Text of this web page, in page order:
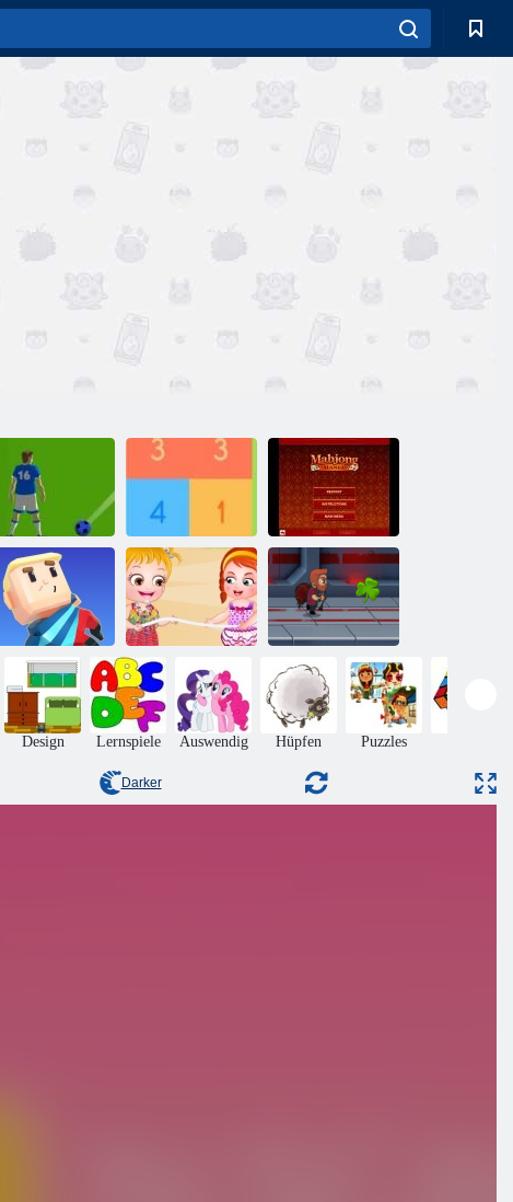
Bubbles: der
Fußball
Holen Sie sich
10
Mahjong Mania
Kogama
Wipeout
Baby Hazel
Beach Party
Jetpack Meister
Design Lernspiele Auswendig Hüpfen Puzzles
Darker